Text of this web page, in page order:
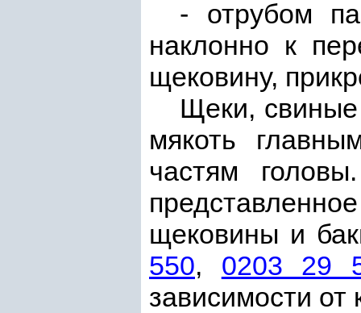
- отрубом
наклонно к
щековину,
Щеки,
мякоть
частям
щековины и
550, 0203 29
зависимости от